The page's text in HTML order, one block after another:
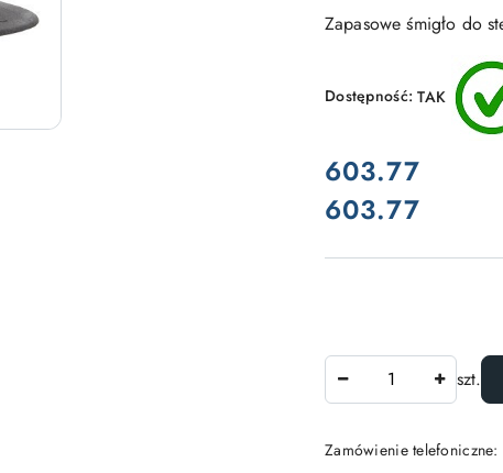
Zapasowe śmigło do
Dostępność:TAK
cena:
603.77
Cena:
603.77
szt.
Zamówienie